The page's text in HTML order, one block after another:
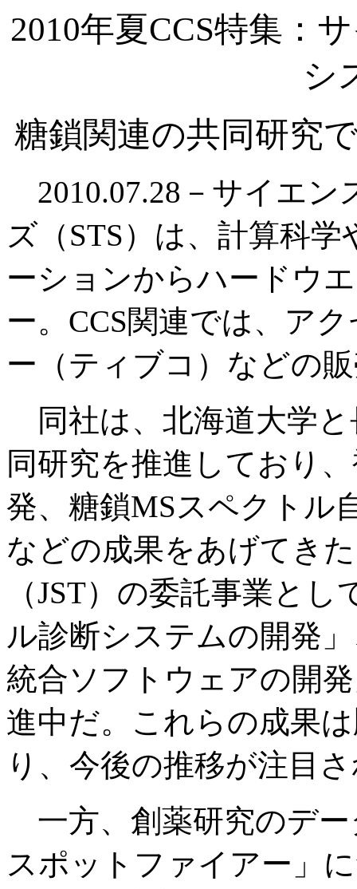
2010年夏CCS特集：
シ
糖鎖関連の共同研究
2010.07.28－サイエン
ズ（STS）は、計算科
ーションからハードウ
ー。CCS関連では、ア
ー（ティブコ）などの
同社は、北海道大学
同研究を推進しており
発、糖鎖MSスペクトル
などの成果をあげてき
（JST）の委託事業と
ル診断システムの開発
統合ソフトウェアの開
進中だ。これらの成果
り、今後の推移が注目
一方、創薬研究のデー
スポットファイアー」